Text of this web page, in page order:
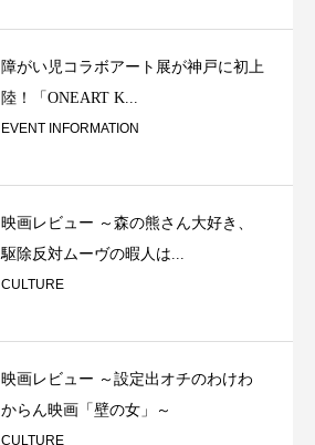
障がい児コラボアート展が神戸に初上
陸！「ONEART K...
EVENT INFORMATION
映画レビュー ～森の熊さん大好き、
駆除反対ムーヴの暇人は...
CULTURE
映画レビュー ～設定出オチのわけわ
からん映画「壁の女」～
CULTURE